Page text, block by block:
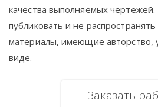
качества выполняемых
публиковать и не
материалы, имеющие авторство,
виде.
Заказать